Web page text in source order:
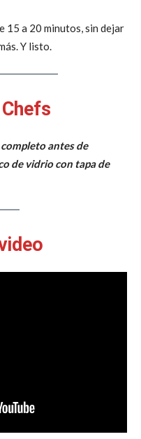
15 a 20 minutos, sin dejar
Y listo.
antes de
de vidrio con tapa de